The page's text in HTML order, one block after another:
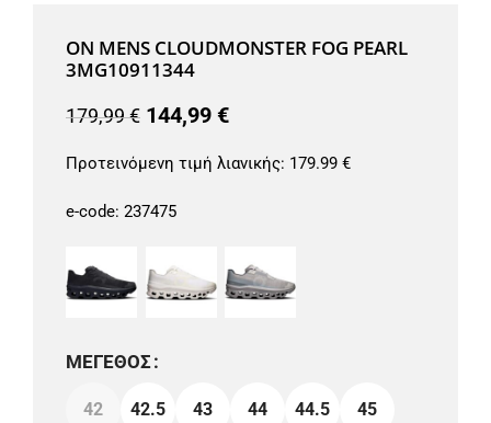
ON MENS CLOUDMONSTER FOG PEARL
3MG10911344
179,99€ 144,99 €
Προτεινόμενη τιμή λιανικής: 179.99 €
e-code: 237475
ΜΈΓΕΘΟΣ
42 42.5 43 44 44.5 45